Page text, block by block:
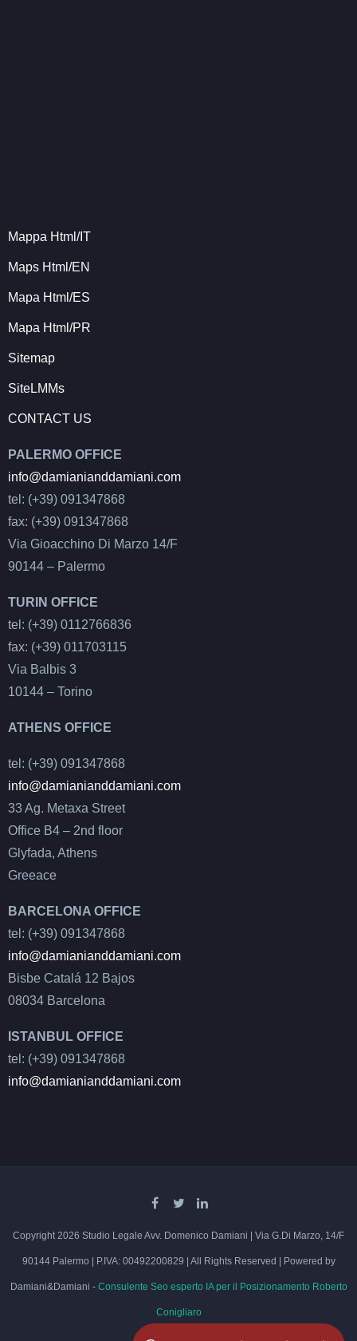
Mappa Html/IT
Maps Html/EN
Mapa Html/ES
Mapa Html/PR
Sitemap
SiteLMMs
CONTACT US
PALERMO OFFICE
info@damianianddamiani.com
tel: (+39) 091347868
fax: (+39) 091347868
Via Gioacchino Di Marzo 14/F
90144 – Palermo
TURIN OFFICE
tel: (+39) 0112766836
fax: (+39) 011703115
Via Balbis 3
10144 – Torino
ATHENS OFFICE
tel: (+39) 091347868
info@damianianddamiani.com
33 Ag. Metaxa Street
Office B4 – 2nd floor
Glyfada, Athens
Greeace
BARCELONA OFFICE
tel: (+39) 091347868
info@damianianddamiani.com
Bisbe Catalá 12 Bajos
08034 Barcelona
ISTANBUL OFFICE
tel: (+39) 091347868
info@damianianddamiani.com
Copyright 2026 Studio Legale Avv. Domenico Damiani | Via G.Di Marzo, 14/F
90144 Palermo | P.IVA: 00492200829 | All Rights Reserved | Powered by
Damiani&Damiani - Consulente Seo esperto IA per il Posizionamento Roberto
Conigliaro